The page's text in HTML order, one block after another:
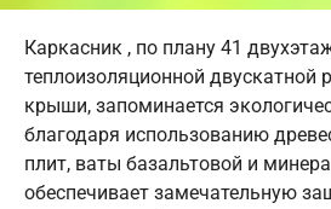
Каркасник , по плану 41
теплоизоляционной двускатной
крыши, запоминается
благодаря использованию
плит, ваты базальтовой и
обеспечивает замечательную